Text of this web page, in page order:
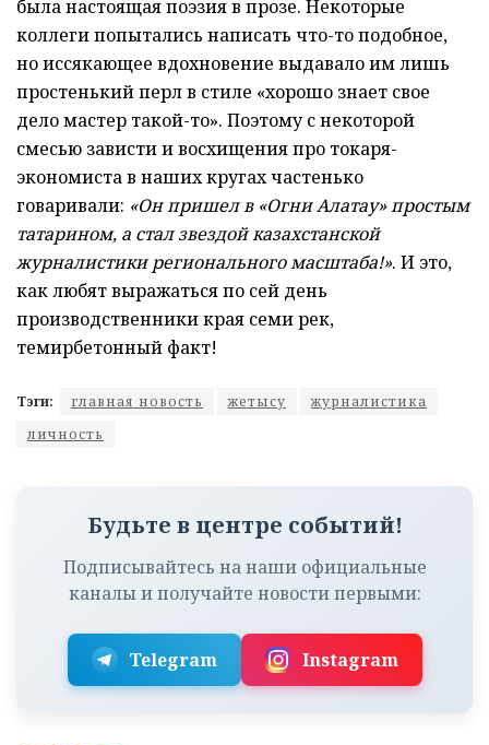
была настоящая поэзия в прозе. Некоторые
коллеги попытались написать что-то подобное,
но иссякающее вдохновение выдавало им лишь
простенький перл в стиле «хорошо знает свое
дело мастер такой-то». Поэтому с некоторой
смесью зависти и восхищения про токаря-
экономиста в наших кругах частенько
говаривали: «Он пришел в «Огни Алатау» простым
татарином, а стал звездой казахстанской
журналистики регионального масштаба!». И это,
как любят выражаться по сей день
производственники края семи рек,
темирбетонный факт!
Тэги: главная новость жетысу
журналистика
личность
Будьте в центре событий!
Подписывайтесь на наши официальные
каналы и получайте новости первыми:
Telegram Instagram